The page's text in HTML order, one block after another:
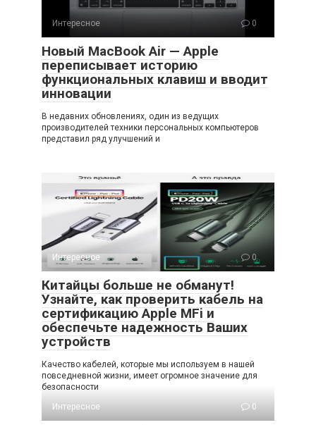
Интересное 0
Новый MacBook Air — Apple
переписывает историю
функциональных клавиш и вводит
инновации
В недавних обновлениях, один из ведущих
производителей техники персональных компьютеров
представил ряд улучшений и
Интересное 0
Китайцы больше не обманут!
Узнайте, как проверить кабель на
сертификацию Apple MFi и
обеспечьте надежность Ваших
устройств
Качество кабелей, которые мы используем в нашей
повседневной жизни, имеет огромное значение для
безопасности
Интересное
0